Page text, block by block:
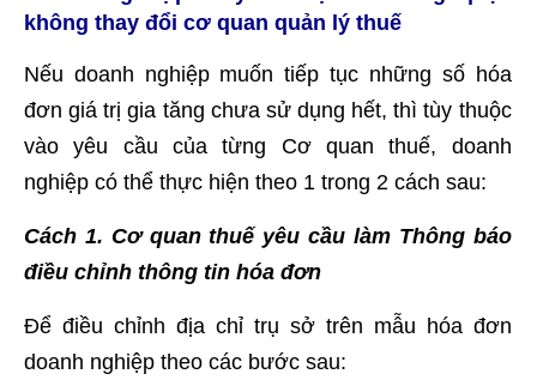
không thay đổi cơ quan quản lý thuế
Nếu doanh nghiệp muốn tiếp tục những số hóa
đơn giá trị gia tăng chưa sử dụng hết, thì tùy thuộc
vào yêu cầu của từng Cơ quan thuế, doanh
nghiệp có thể thực hiện theo 1 trong 2 cách sau:
Cách 1. Cơ quan thuế yêu cầu làm Thông báo
điều chỉnh thông tin hóa đơn
Để điều chỉnh địa chỉ trụ sở trên mẫu hóa đơn
doanh nghiệp theo các bước sau: